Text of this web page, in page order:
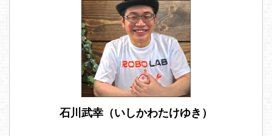
石川武幸（いしかわたけゆき）